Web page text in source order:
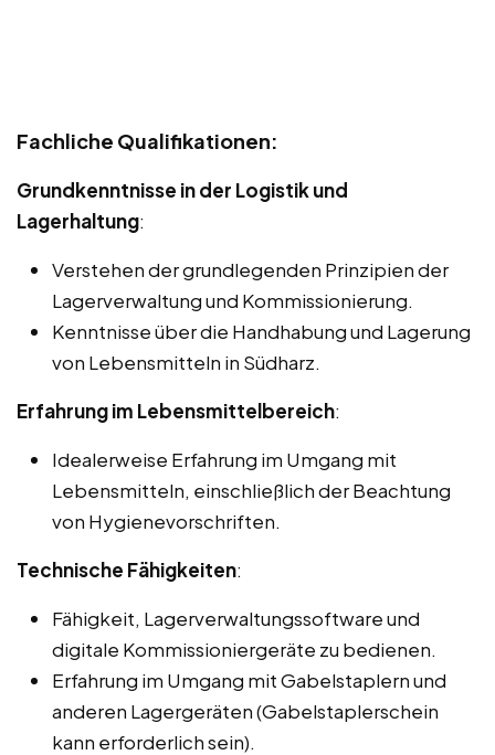
Fachliche Qualifikationen:
Grundkenntnisse in der Logistik und
Lagerhaltung:
Verstehen der grundlegenden Prinzipien der
Lagerverwaltung und Kommissionierung.
Kenntnisse über die Handhabung und Lagerung
von Lebensmitteln in Südharz.
Erfahrung im Lebensmittelbereich:
Idealerweise Erfahrung im Umgang mit
Lebensmitteln, einschließlich der Beachtung
von Hygienevorschriften.
Technische Fähigkeiten:
Fähigkeit, Lagerverwaltungssoftware und
digitale Kommissioniergeräte zu bedienen.
Erfahrung im Umgang mit Gabelstaplern und
anderen Lagergeräten (Gabelstaplerschein
kann erforderlich sein).